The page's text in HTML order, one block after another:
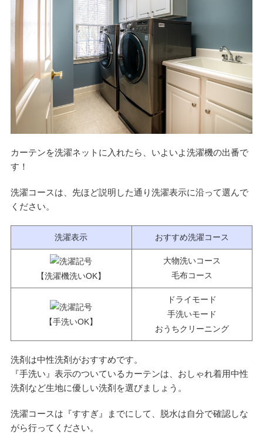
カーテンを洗濯ネットに入れたら、いよいよ洗濯機の出番で
す！
洗濯コースは、先ほど説明した通り洗濯表示に沿って選んで
ください。
洗濯表示 おすすめ洗濯コース
【洗濯機洗いOK】
大物洗いコース
毛布コース
【手洗いOK】
ドライモード
手洗いモード
おうちクリーニング
洗剤は中性洗剤がおすすめです。
『手洗い』表示のついているカーテンは、おしゃれ着用中性
洗剤など生地に優しい洗剤を選びましょう。
洗濯コースは『すすぎ』までにして、脱水は自分で確認しな
がら行ってください。